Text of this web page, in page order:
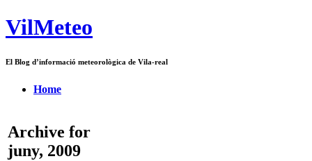
VilMeteo
El Blog d’informació meteorològica de Vila-real
Home
Archive for
juny, 2009